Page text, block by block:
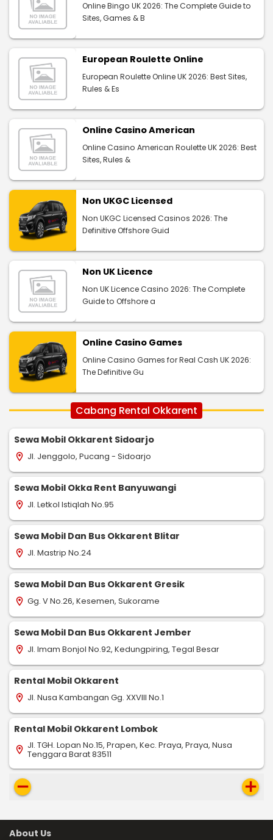
Online Bingo UK 2026: The Complete Guide to
Sites, Games & B
European Roulette Online
European Roulette Online UK 2026: Best Sites,
Rules & Es
Online Casino American
Online Casino American Roulette UK 2026: Best
Sites, Rules &
Non UKGC Licensed
Non UKGC Licensed Casinos 2026: The
Definitive Offshore Guid
Non UK Licence
Non UK Licence Casino 2026: The Complete
Guide to Offshore a
Online Casino Games
Online Casino Games for Real Cash UK 2026:
The Definitive Gu
Cabang Rental Okkarent
Sewa Mobil Okkarent Sidoarjo
location_on Jl. Jenggolo, Pucang - Sidoarjo
Sewa Mobil Okka Rent Banyuwangi
location_on Jl. Letkol Istiqlah No.95
Sewa Mobil Dan Bus Okkarent Blitar
location_on Jl. Mastrip No.24
Sewa Mobil Dan Bus Okkarent Gresik
location_on Gg. V No.26, Kesemen, Sukorame
Sewa Mobil Dan Bus Okkarent Jember
location_on Jl. Imam Bonjol No.92, Kedungpiring, Tegal Besar
Rental Mobil Okkarent
location_on Jl. Nusa Kambangan Gg. XXVIII No.1
Rental Mobil Okkarent Lombok
location_on Jl. TGH. Lopan No.15, Prapen, Kec. Praya, Praya, Nusa
Tenggara Barat 83511
remove add
About Us